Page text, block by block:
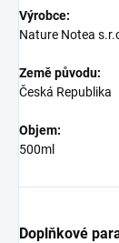
Výrobce:
Nature Notea
Země původu:
Česká Republika
Objem:
500ml
Doplňkové